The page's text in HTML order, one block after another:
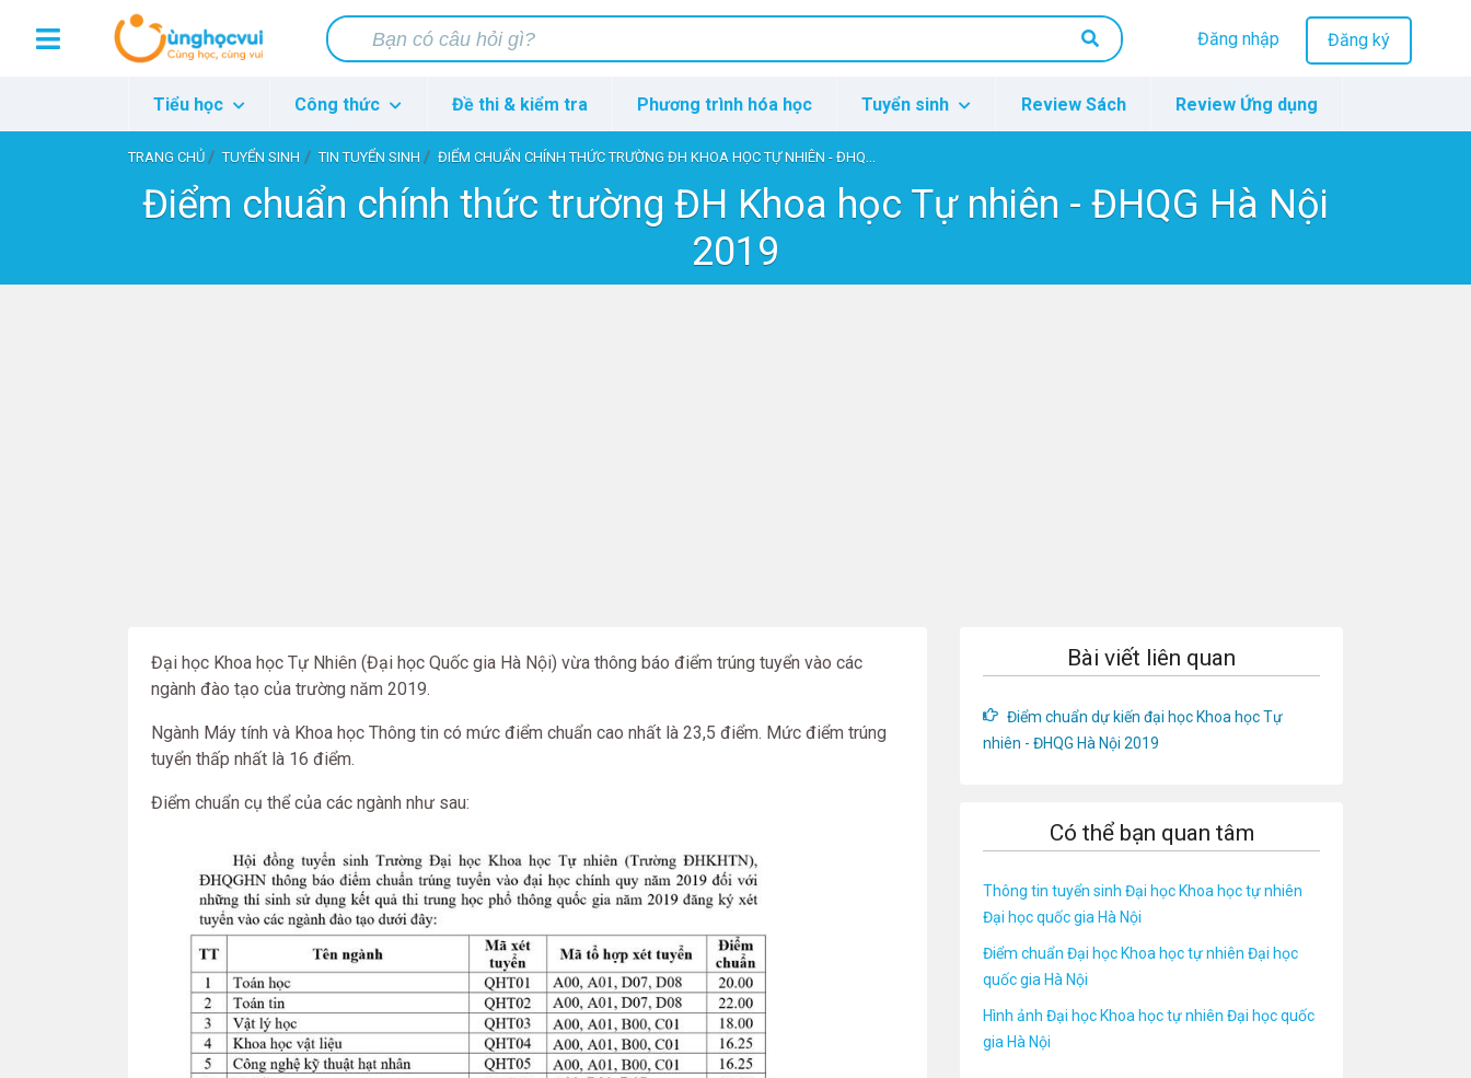
Đăng nhập Đăng ký
Tiểu học Công thức Đề thi & kiểm tra Phương trình hóa học Tuyển sinh Review Sách Review Ứng dụng
TRANG CHỦ TUYỂN SINH TIN TUYỂN SINH ĐIỂM CHUẨN CHÍNH THỨC TRƯỜNG ĐH KHOA HỌC TỰ NHIÊN - ĐHQG HÀ NỘI 2019
Điểm chuẩn chính thức trường ĐH Khoa học Tự nhiên - ĐHQG Hà Nội
2019
Đại học Khoa học Tự Nhiên (Đại học Quốc gia Hà Nội) vừa thông báo điểm trúng tuyển vào các
ngành đào tạo của trường năm 2019.
Ngành Máy tính và Khoa học Thông tin có mức điểm chuẩn cao nhất là 23,5 điểm. Mức điểm trúng
tuyển thấp nhất là 16 điểm.
Điểm chuẩn cụ thể của các ngành như sau:
Bài viết liên quan
Điểm chuẩn dự kiến đại học Khoa học Tự
nhiên - ĐHQG Hà Nội 2019
Có thể bạn quan tâm
Thông tin tuyển sinh Đại học Khoa học tự nhiên
Đại học quốc gia Hà Nội
Điểm chuẩn Đại học Khoa học tự nhiên Đại học
quốc gia Hà Nội
Hình ảnh Đại học Khoa học tự nhiên Đại học quốc
gia Hà Nội